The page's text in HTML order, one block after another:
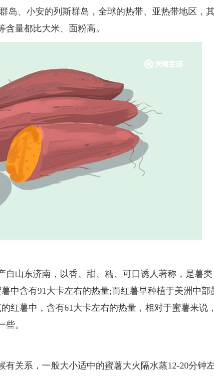
岛、小安的列斯群岛，全球的热带、亚热带地区，
量都比大米、面粉高。
山东济南，以香、甜、糯、可口诱人著称，是薯类
中含有91大卡左右的热量;而红薯早种植于美洲中部
红薯中，含有61大卡左右的热量，相对于蜜薯来说，
。
关系，一般大小适中的蜜薯大火隔水蒸12-20分钟